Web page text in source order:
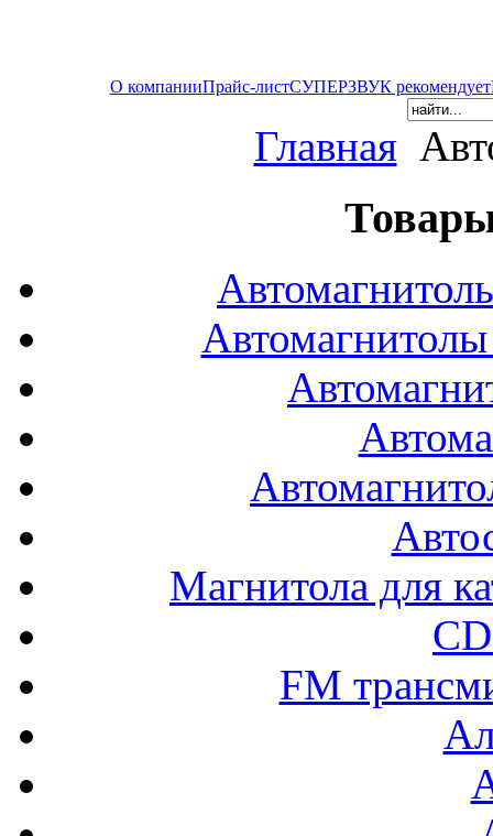
О компанииПрайс-листСУПЕРЗВУК рекомендует
Главная
Магнитола для
FM